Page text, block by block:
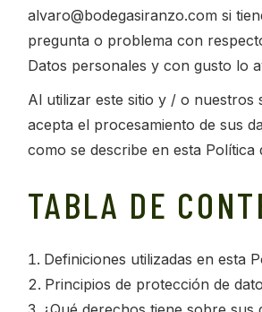
alvaro@bodegasiranzo.com si
pregunta o problema con
Datos personales y con gusto lo
Al utilizar este sitio y / o nuestros
acepta el procesamiento de sus
como se describe en esta Política
TABLA DE
Definiciones utilizadas en esta
Principios de protección de